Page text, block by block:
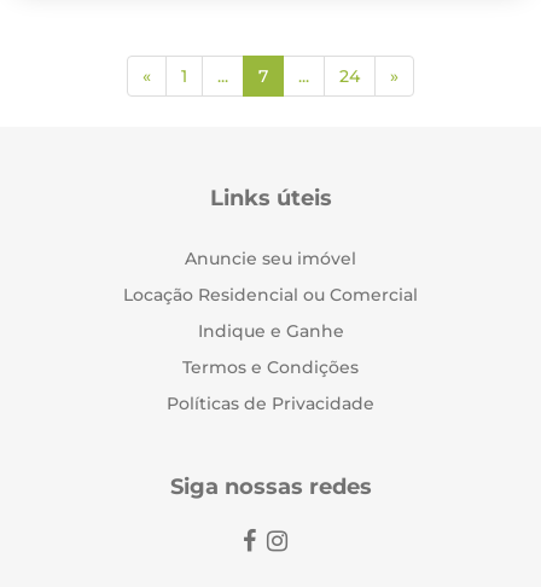
« 1 ... 7(current)
... 24 »
Links úteis
Anuncie seu imóvel
Locação Residencial ou Comercial
Indique e Ganhe
Termos e Condições
Políticas de Privacidade
Siga nossas redes